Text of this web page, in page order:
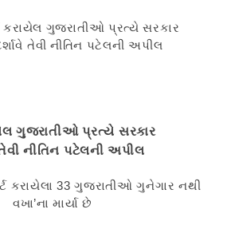
ગુજરાતીઓ પ્રત્યે સરકાર
નીતિન પટેલની અપીલ